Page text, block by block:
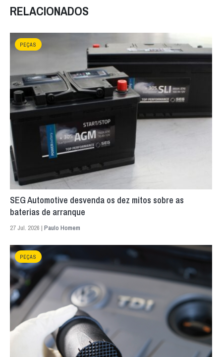
RELACIONADOS
PEÇAS
SEG Automotive desvenda os dez mitos sobre as
baterias de arranque
27 Jul. 2026 | Paulo Homem
PEÇAS